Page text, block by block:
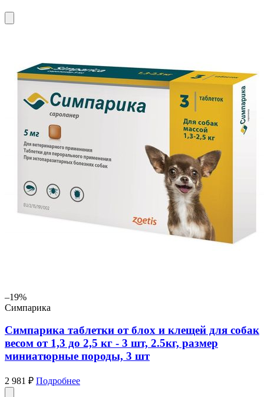
–19%
Симпарика
Симпарика таблетки от блох и клещей для собак
весом от 1,3 до 2,5 кг - 3 шт, 2.5кг, размер
миниатюрные породы, 3 шт
2 981 ₽ Подробнее